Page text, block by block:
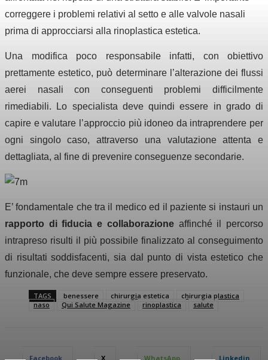
correggere i problemi relativi al setto e alle valvole nasali
prima di approcciarsi alla rinoplastica estetica.
Una modifica poco responsabile infatti, con obiettivo
prettamente estetico, può determinare l’alterazione dei flussi
aerei nasali con conseguenti problemi difficilmente
rimediabili. Lo specialista deve quindi essere in grado di
capire e valutare l’approccio più idoneo da intraprendere per
ogni singolo caso, attraverso una valutazioneattenta e
dettagliata, al fine di prevenire conseguenze secondarie.
E’ fondamentale che tra il medico ed il paziente si instauri un
rapporto di fiducia e collaborazioneaffinché il percorso
intrapreso risulti il più possibile finalizzato al conseguimento
di risultati soddisfacenti, sia dal punto di vista estetico che
funzionale, che deve sempre essere preservato.
TAGS benessere chirurgia estetica
chirurgia plastica
naso
Qui Salute Magazine rinoplastica salute
Facebook X WhatsApp Linkedin